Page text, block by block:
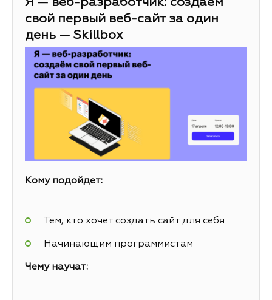
свой первый веб-сайт за один
день — Skillbox
Кому подойдет:
Тем, кто хочет создать сайт для себя
Начинающим программистам
Чему научат: